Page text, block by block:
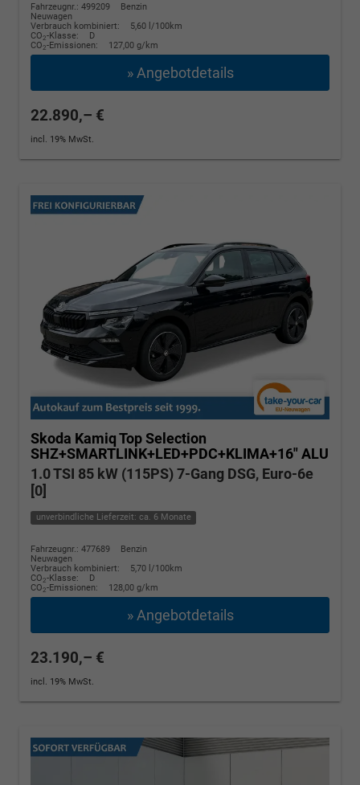
Fahrzeugnr.: 499209
Benzin
Neuwagen
Verbrauch kombiniert:
5,60 l/100km
CO2-Klasse:
D
CO2-Emissionen: 127,00 g/km
» Angebotdetails
22.890,– €
incl. 19% MwSt.
Skoda KamiqTop Selection
SHZ+SMARTLINK+LED+PDC+KLIMA+16" ALU
1.0 TSI 85 kW (115PS) 7-Gang DSG, Euro-6e
[0]
unverbindliche Lieferzeit: ca. 6 Monate
Fahrzeugnr.: 477689
Benzin
Neuwagen
Verbrauch kombiniert:
5,70 l/100km
CO2-Klasse:
D
CO2-Emissionen: 128,00 g/km
» Angebotdetails
23.190,– €
incl. 19% MwSt.